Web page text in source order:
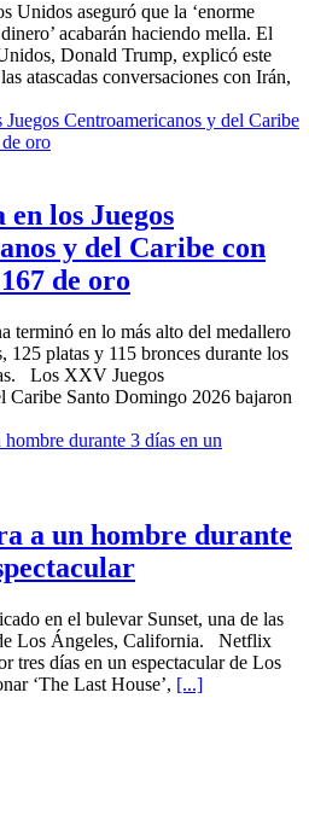
Unidos aseguró que la ‘enorme
acabarán haciendo mella. El
Donald Trump, explicó este
atascadas conversaciones con Irán,
los Juegos
y del Caribe con
de oro
terminó en lo más alto del medallero
125 platas y 115 bronces durante los
Los XXV Juegos
Caribe Santo Domingo 2026 bajaron
a un hombre durante
en el bulevar Sunset, una de las
Los Ángeles, California. Netflix
tres días en un espectacular de Los
‘The Last House’, [...]